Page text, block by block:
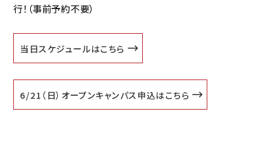
行！（事前予約不要）
当日スケジュールはこちら
6/21（日）オープンキャンパス申込はこちら